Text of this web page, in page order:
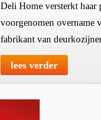
Deli Home versterkt haar
voorgenomen overname
fabrikant van
lees verder